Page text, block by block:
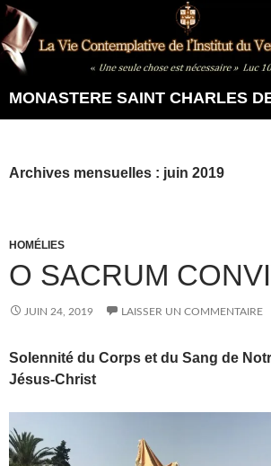
Aller
au
contenu
Archives mensuelles : juin 2019
HOMÉLIES
O SACRUM
JUIN 24, 2019 LAISSER UN COMMENTAIRE
Solennité du Corps et du Sang de
Jésus-Christ